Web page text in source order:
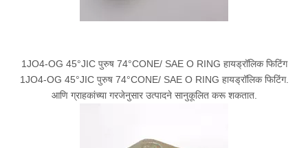
1JO4-OG 45°JIC पुरुष 74°CONE/ SAE O RING हायड्रॉलिक फिटिंग
1JO4-OG 45°JIC पुरुष 74°CONE/ SAE O RING हायड्रॉलिक फिटिंग.
आणि ग्राहकांच्या गरजेनुसार उत्पादने सानुकूलित करू शकतात.